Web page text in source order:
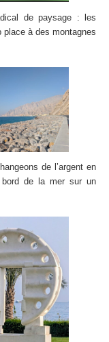
de paysage : les
à des montagnes
de l’argent en
de la mer sur un